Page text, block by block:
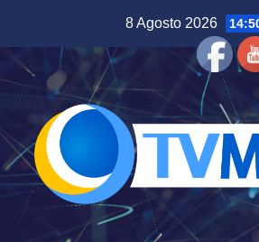
contenuto
8 Agosto 2026